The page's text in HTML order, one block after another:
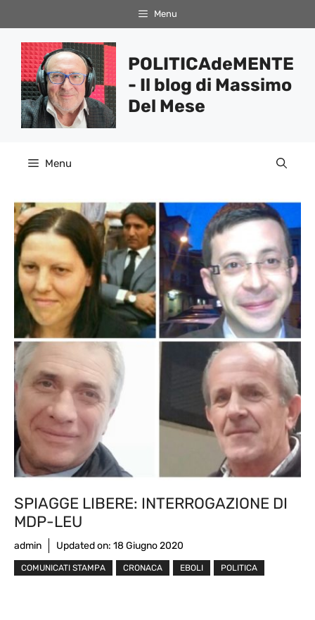
al
contenuto
Menu
POLITICAdeMENTE
- Il blog di Massimo
Del Mese
Menu
SPIAGGE LIBERE: INTERROGAZIONE DI
MDP-LEU
admin Updated on: 18 Giugno 2020
COMUNICATI STAMPA CRONACA EBOLI POLITICA